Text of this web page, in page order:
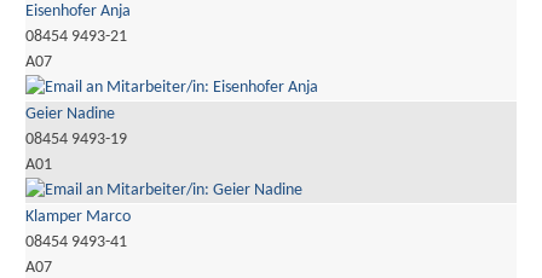
Eisenhofer Anja
08454 9493-21
A07
Geier Nadine
08454 9493-19
A01
Klamper Marco
08454 9493-41
A07